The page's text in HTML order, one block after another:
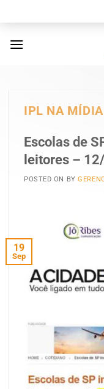
content
IPL NA MÍDIA
Escolas de
leitores –
POSTED ON BY
19
Sep